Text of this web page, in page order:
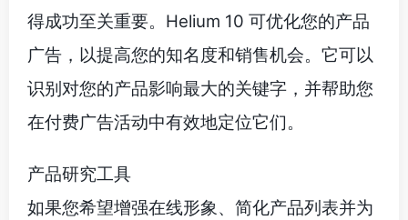
得成功至关重要。Helium 10 可优化您的产品
广告，以提高您的知名度和销售机会。它可以
识别对您的产品影响最大的关键字，并帮助您
在付费广告活动中有效地定位它们。
产品研究工具
如果您希望增强在线形象、简化产品列表并为